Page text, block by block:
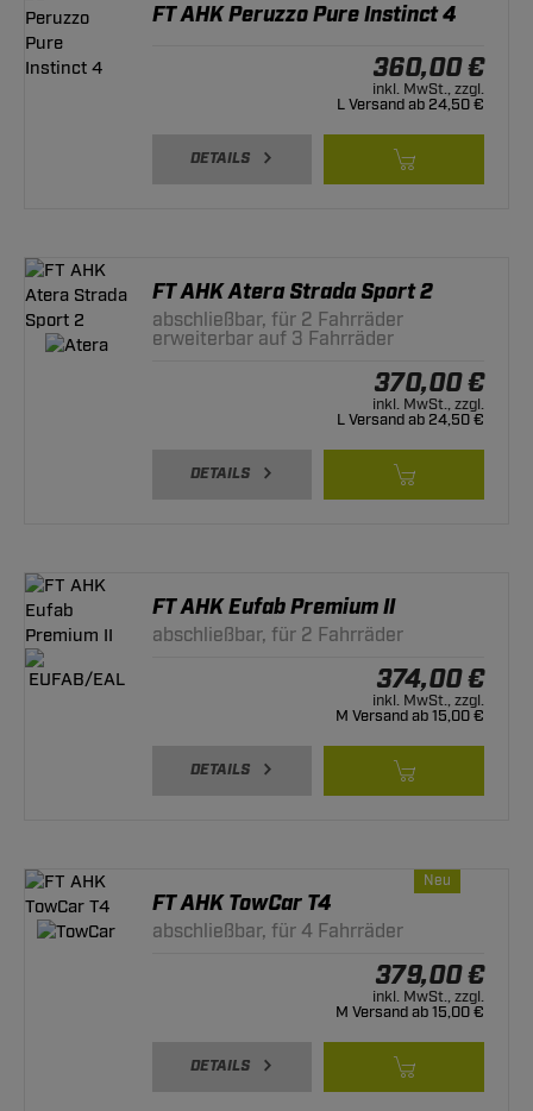
FT AHK Peruzzo Pure Instinct 4
360,00 €
inkl. MwSt., zzgl.
L Versand ab 24,50 €
DETAILS
FT AHK Atera Strada Sport 2
abschließbar, für 2 Fahrräder
erweiterbar auf 3 Fahrräder
370,00 €
inkl. MwSt., zzgl.
L Versand ab 24,50 €
DETAILS
FT AHK Eufab Premium II
abschließbar, für 2 Fahrräder
374,00 €
inkl. MwSt., zzgl.
M Versand ab 15,00 €
DETAILS
Neu
FT AHK TowCar T4
abschließbar, für 4 Fahrräder
379,00 €
inkl. MwSt., zzgl.
M Versand ab 15,00 €
DETAILS